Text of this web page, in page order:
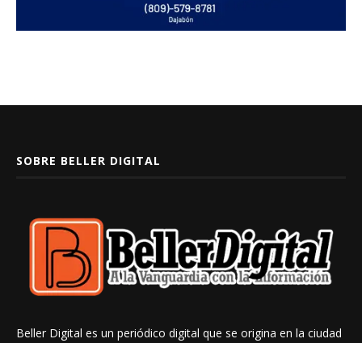
SOBRE BELLER DIGITAL
Beller Digital es un periódico digital que se origina en la ciudad